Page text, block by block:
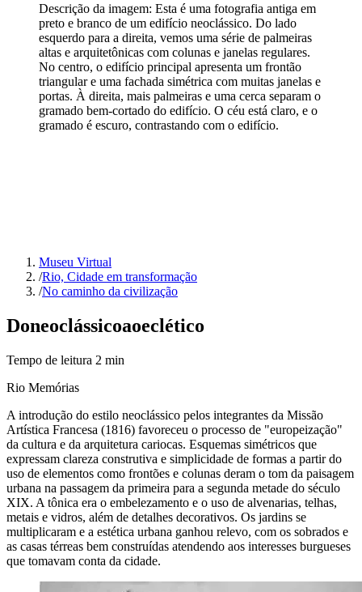
Descrição da imagem: Esta é uma fotografia antiga em
preto e branco de um edifício neoclássico. Do lado
esquerdo para a direita, vemos uma série de palmeiras
altas e arquitetônicas com colunas e janelas regulares.
No centro, o edifício principal apresenta um frontão
triangular e uma fachada simétrica com muitas janelas e
portas. À direita, mais palmeiras e uma cerca separam o
gramado bem-cortado do edifício. O céu está claro, e o
gramado é escuro, contrastando com o edifício.
Museu Virtual
/Rio, Cidade em transformação
/No caminho da civilização
Doneoclássicoaoeclético
Tempo de leitura 2 min
Rio Memórias
A introdução do estilo neoclássico pelos integrantes da Missão
Artística Francesa (1816) favoreceu o processo de "europeização"
da cultura e da arquitetura cariocas. Esquemas simétricos que
expressam clareza construtiva e simplicidade de formas a partir do
uso de elementos como frontões e colunas deram o tom da paisagem
urbana na passagem da primeira para a segunda metade do século
XIX. A tônica era o embelezamento e o uso de alvenarias, telhas,
metais e vidros, além de detalhes decorativos. Os jardins se
multiplicaram e a estética urbana ganhou relevo, com os sobrados e
as casas térreas bem construídas atendendo aos interesses burgueses
que tomavam conta da cidade.